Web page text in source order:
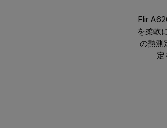
Flir
を柔軟
の熱測